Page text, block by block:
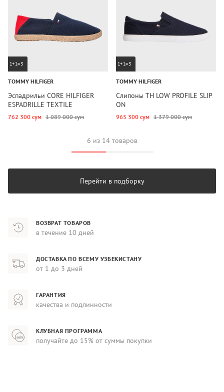
1+1=3
TOMMY HILFIGER
Эспадрильи CORE HILFIGER
ESPADRILLE TEXTILE
762 300 сум 1 089 000 сум
1+1=3
TOMMY HILFIGER
Слипоны TH LOW PROFILE SLIP
ON
965 300 сум 1 379 000 сум
6 из 14 товаров
Перейти в подборку
ВОЗВРАТ ТОВАРОВ
в течение 10 дней
ДОСТАВКА ПО ВСЕМУ УЗБЕКИСТАНУ
от 1 до 3 дней
ГАРАНТИЯ
качества и подлинности
КЛУБНАЯ ПРОГРАММА
получайте до 15% от суммы покупки